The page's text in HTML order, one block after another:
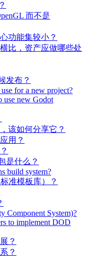
而不是
功能集较小？
比，资产应做哪些处
发布？
for a new project?
use new Godot
该如何分享它？
用？
是什么？
build system?
准模板库）？
Component System)?
to implement DOD
？
？